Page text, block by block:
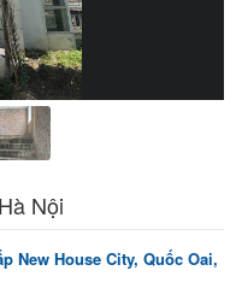
Nội
New House City, Quốc Oai,